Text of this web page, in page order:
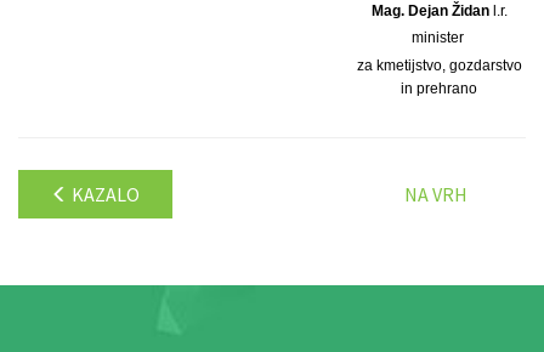
Mag. Dejan Židanl.r.
minister
za kmetijstvo, gozdarstvo
in prehrano
KAZALO NA VRH